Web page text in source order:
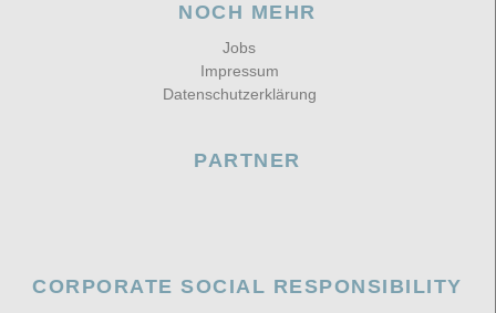
NOCH MEHR
Jobs
Impressum
Datenschutzerklärung
PARTNER
CORPORATE SOCIAL RESPONSIBILITY